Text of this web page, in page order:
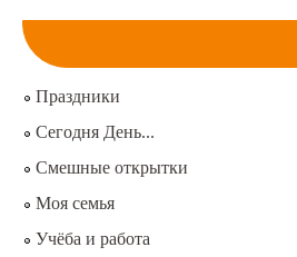
Праздники
Сегодня День...
Смешные открытки
Моя семья
Учёба и работа